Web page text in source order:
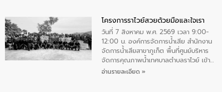
ทองคำและประกาศเกียรติคุณให้แก่ กำนัน
ผู้ใหญ่บ้านยอดเยี่ยม พร้อมกล่าวชื่นชม ให้
โอวาท และมอบนโยบาย
โครงการราไวย์สวยด้วยมือและใจเรา
วันที่ 7 สิงหาคม พ.ศ. 2569 เวลา 9:00-
12:00 น. องค์การจัดการน้ำเสีย สำนักงาน
จัดการน้ำเสียสาขาภูเก็ต พื้นที่ศูนย์บริหาร
จัดการคุณภาพน้ำเทศบาลตำบลราไวย์ เข้า
ร่วมโครงการราไวย์สวยด้วยมือและใจเรา
อ่านรายละเอียด »